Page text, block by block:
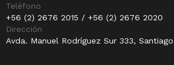
Teléfono
+56 (2) 2676 2015 / +56 (2) 2676 2020
Dirección
Avda. Manuel Rodríguez Sur 333,